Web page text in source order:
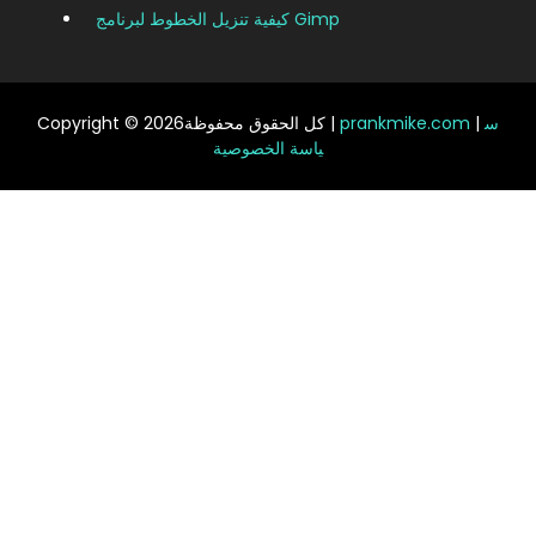
كيفية تنزيل الخطوط لبرنامج Gimp
Copyright © 2026كل الحقوق محفوظة | prankmike.com |س
ياسة الخصوصية